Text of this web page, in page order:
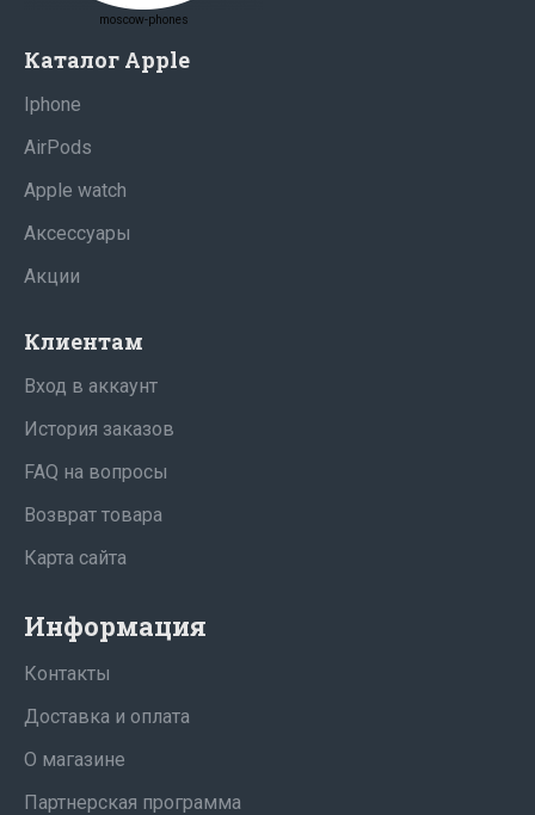
moscow-phones
Каталог Apple
Iphone
AirPods
Apple watch
Аксессуары
Акции
Клиентам
Вход в аккаунт
История заказов
FAQ на вопросы
Возврат товара
Карта сайта
Информация
Контакты
Доставка и оплата
О магазине
Партнерская программа